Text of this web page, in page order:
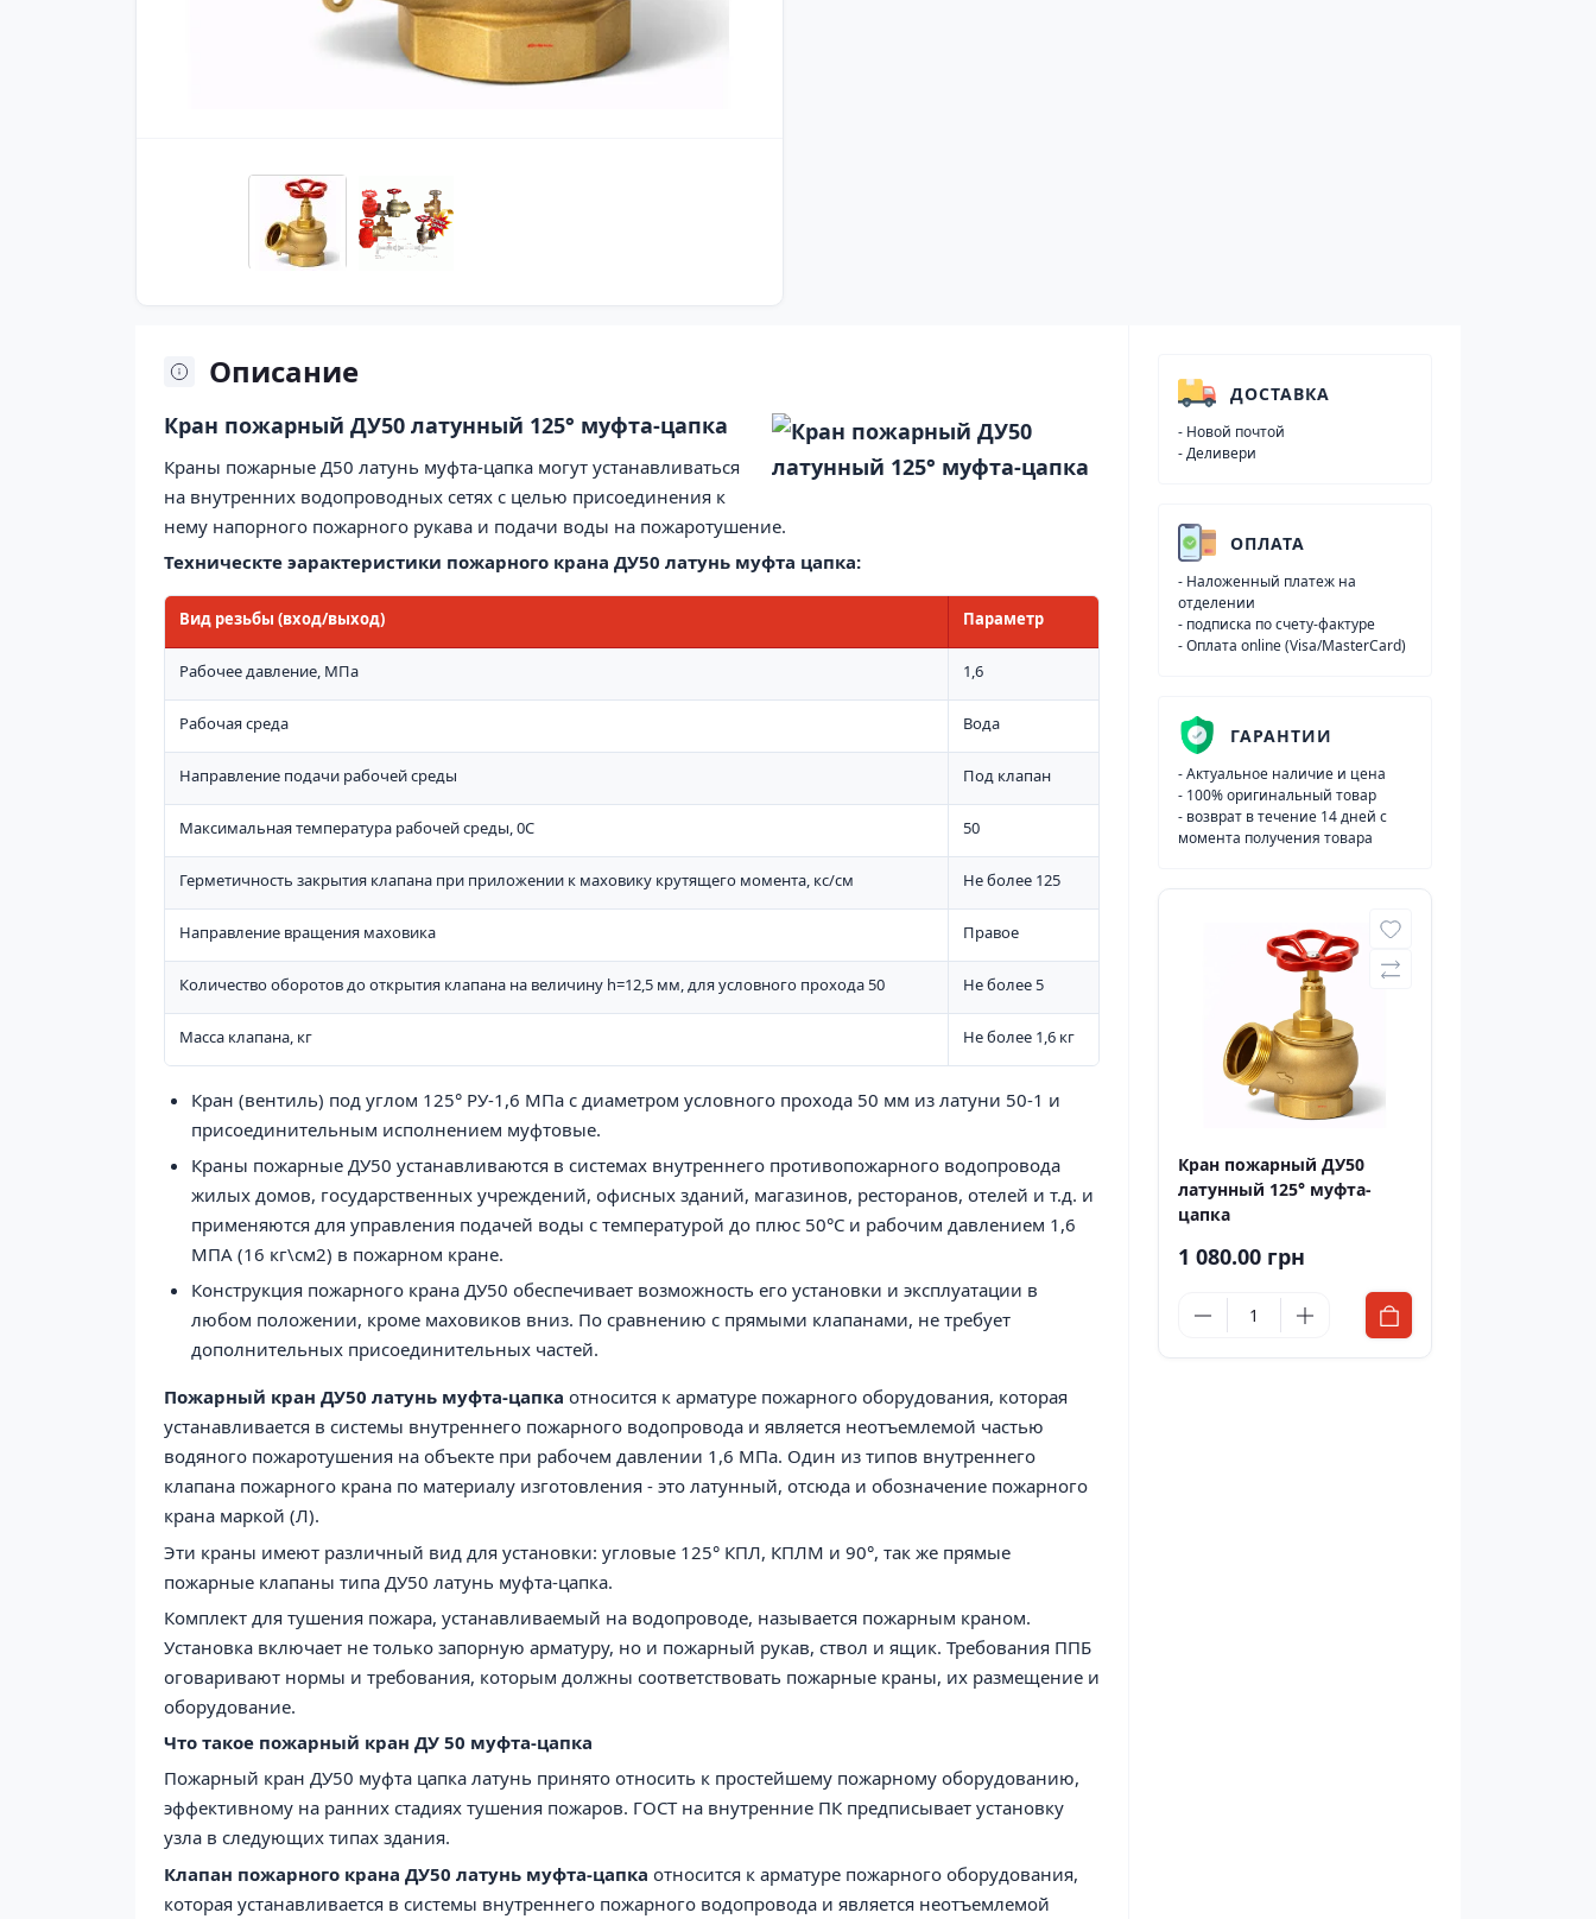
Описание
Кран пожарный ДУ50 латунный 125° муфта-цапка
Краны пожарные Д50 латунь муфта-цапка могут устанавливаться
на внутренних водопроводных сетях с целью присоединения к
нему напорного пожарного рукава и подачи воды на пожаротушение.
Техническте эарактеристики пожарного крана ДУ50 латунь муфта цапка:
Вид резьбы (вход/выход) Параметр
Рабочее давление, МПа 1,6
Рабочая среда Вода
Направление подачи рабочей среды Под клапан
Максимальная температура рабочей среды, 0C 50
Герметичность закрытия клапана при приложении к маховику крутящего момента, кс/см Не более 125
Направление вращения маховика Правое
Количество оборотов до открытия клапана на величину h=12,5 мм, для условного прохода 50 Не более 5
Масса клапана, кг Не более 1,6 кг
Кран (вентиль) под углом 125° РУ-1,6 МПа с диаметром условного прохода 50 мм из латуни 50-1 и
присоединительным исполнением муфтовые.
Краны пожарные ДУ50 устанавливаются в системах внутреннего противопожарного водопровода
жилых домов, государственных учреждений, офисных зданий, магазинов, ресторанов, отелей и т.д. и
применяются для управления подачей воды с температурой до плюс 50°C и рабочим давлением 1,6
МПА (16 кг\см2) в пожарном кране.
Конструкция пожарного крана ДУ50 обеспечивает возможность его установки и эксплуатации в
любом положении, кроме маховиков вниз. По сравнению с прямыми клапанами, не требует
дополнительных присоединительных частей.
Пожарный кран ДУ50 латунь муфта-цапка относится к арматуре пожарного оборудования, которая
устанавливается в системы внутреннего пожарного водопровода и является неотъемлемой частью
водяного пожаротушения на объекте при рабочем давлении 1,6 МПа. Один из типов внутреннего
клапана пожарного крана по материалу изготовления - это латунный, отсюда и обозначение пожарного
крана маркой (Л).
Эти краны имеют различный вид для установки: угловые 125° КПЛ, КПЛМ и 90°, так же прямые
пожарные клапаны типа ДУ50 латунь муфта-цапка.
Комплект для тушения пожара, устанавливаемый на водопроводе, называется пожарным краном.
Установка включает не только запорную арматуру, но и пожарный рукав, ствол и ящик. Требования ППБ
оговаривают нормы и требования, которым должны соответствовать пожарные краны, их размещение и
оборудование.
Что такое пожарный кран ДУ 50 муфта-цапка
Пожарный кран ДУ50 муфта цапка латунь принято относить к простейшему пожарному оборудованию,
эффективному на ранних стадиях тушения пожаров. ГОСТ на внутренние ПК предписывает установку
узла в следующих типах здания.
Клапан пожарного крана ДУ50 латунь муфта-цапка относится к арматуре пожарного оборудования,
которая устанавливается в системы внутреннего пожарного водопровода и является неотъемлемой
ДОСТАВКА
- Новой почтой
- Деливери
ОПЛАТА
- Наложенный платеж на
отделении
- подписка по счету-фактуре
- Оплата online (Visa/MasterCard)
ГАРАНТИИ
- Актуальное наличие и цена
- 100% оригинальный товар
- возврат в течение 14 дней с
момента получения товара
Кран пожарный ДУ50
латунный 125° муфта-
цапка
1 080.00 грн